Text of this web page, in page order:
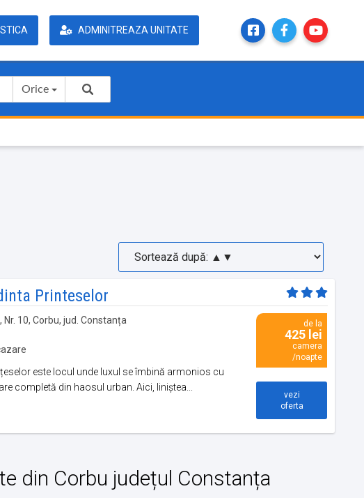
ADMINITREAZA UNITATE
Orice
Printeselor
10, Corbu, jud. Constanța
este locul unde luxul se îmbină armonios cu
completă din haosul urban. Aici, liniștea...
de la
425 lei
camera
/noapte
vezi
oferta
din Corbu județul Constanța